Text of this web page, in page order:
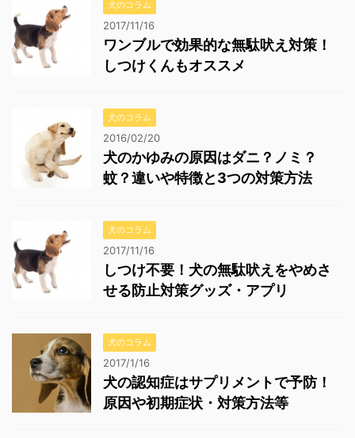
犬のコラム
2017/11/16
ワンブルで効果的な無駄吠え対策！
しつけくんもオススメ
犬のコラム
2016/02/20
犬のかゆみの原因はダニ？ノミ？
蚊？違いや特徴と3つの対策方法
犬のコラム
2017/11/16
しつけ不要！犬の無駄吠えをやめさ
せる防止対策グッズ・アプリ
犬のコラム
2017/1/16
犬の認知症はサプリメントで予防！
原因や初期症状・対策方法等